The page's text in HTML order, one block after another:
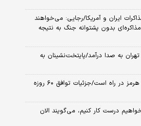
ایران و آمریکا/رجایی: می‌خواهند
بدون پشتوانه جنگ به نتیجه
به صدا درآمد/پایتخت‌نشینان به
العربیه: توافق بازگشایی تنگه هرمز در راه است/جزئیات توافق ۶۰ روزه
می‌خواهیم درست کار کنیم، می‌گویند الان